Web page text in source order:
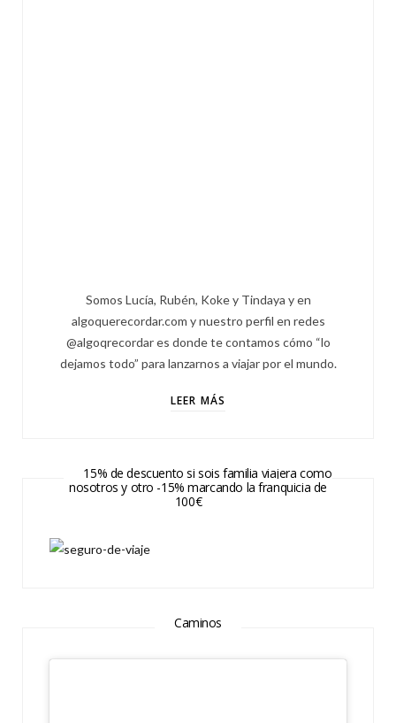
Somos Lucía, Rubén, Koke y Tindaya y en
algoquerecordar.com y nuestro perfil en redes
@algoqrecordar es donde te contamos cómo “lo
dejamos todo” para lanzarnos a viajar por el mundo.
LEER MÁS
15% de descuento si sois familia viajera como
nosotros y otro -15% marcando la franquicia de
100€
Caminos